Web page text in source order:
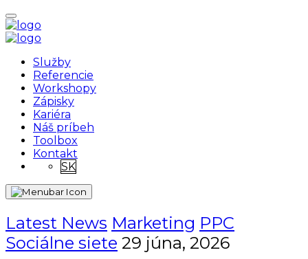
Služby
Referencie
Workshopy
Zápisky
Kariéra
Náš príbeh
Toolbox
Kontakt
SK
Latest News Marketing PPC
Sociálne siete 29 júna, 2026